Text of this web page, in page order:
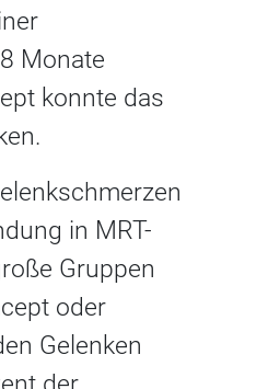
Monate
konnte das
in MRT-
Gruppen
oder
Gelenken